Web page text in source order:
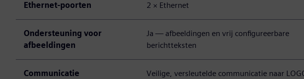
Ethernet-poorten 2 × Ethernet
Ondersteuning voor
afbeeldingen
Ja — afbeeldingen en vrij configureerbare
berichtteksten
Communicatie
Veilige, versleutelde communicatie naar